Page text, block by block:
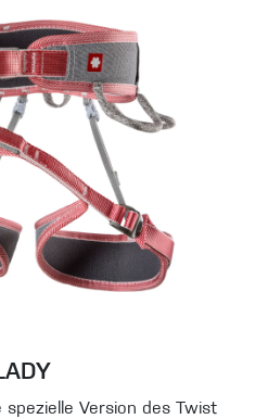
spezielle Version des Twist